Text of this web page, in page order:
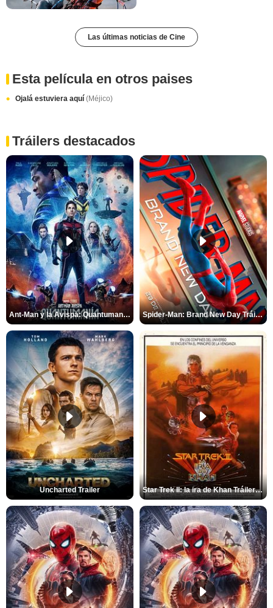
Las últimas noticias de Cine
Esta película en otros paises
Ojalá estuviera aquí (Méjico)
Tráilers destacados
Ant-Man y la Avispa: Quantumanía Tráiler (2) Spider-Man: Brand New Day Tráiler (3)
Uncharted Trailer Star Trek II: la ira de Khan Tráiler VO